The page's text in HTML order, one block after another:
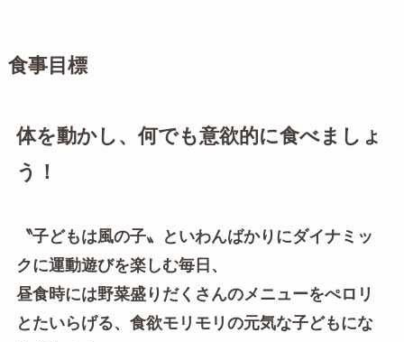
食事目標
体を動かし、何でも意欲的に食べましょ
う！
〝子どもは風の子〟といわんばかりにダイナミッ
クに運動遊びを楽しむ毎日、
昼食時には野菜盛りだくさんのメニューをぺロリ
とたいらげる、食欲モリモリの元気な子どもにな